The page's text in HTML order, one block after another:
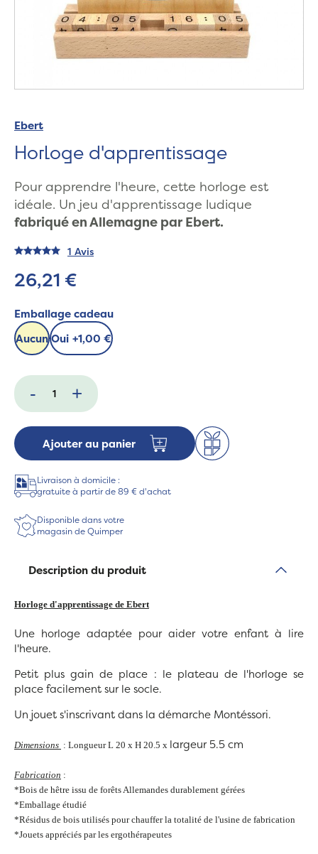
Ebert
Horloge d'apprentissage
Pour apprendre l'heure, cette horloge est
idéale. Un jeu d'apprentissage ludique
fabriqué en Allemagne par Ebert.
1 Avis
26,21 €
Emballage cadeau
AucunOui +1,00 €
- +
Ajouter au panier
Livraison à domicile :
gratuite à partir de 89 € d'achat
Disponible dans votre
magasin de Quimper
Description du produit
Horloge d'apprentissage de Ebert
Une horloge adaptée pour aider votre enfant à lire
l'heure.
Petit plus gain de place : le plateau de l'horloge se
place facilement sur le socle.
Un jouet s'inscrivant dans la démarche Montéssori.
Dimensions : Longueur L 20 x H 20.5 x largeur 5.5 cm
Fabrication :
*Bois de hêtre issu de forêts Allemandes durablement gérées
*Emballage étudié
*Résidus de bois utilisés pour chauffer la totalité de l'usine de fabrication
*Jouets appréciés par les ergothérapeutes